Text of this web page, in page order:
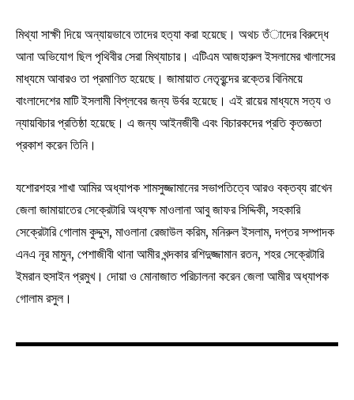
মিথ্যা সাক্ষী দিয়ে অন্যায়ভাবে তাদের হত্যা করা হয়েছে। অথচ তঁাদের বিরুদ্ধে
আনা অভিযোগ ছিল পৃথিবীর সেরা মিথ্যাচার। এটিএম আজহারুল ইসলামের খালাসের
মাধ্যমে আবারও তা প্রমাণিত হয়েছে। জামায়াত নেতৃবৃন্দের রক্তের বিনিময়ে
বাংলাদেশের মাটি ইসলামী বিপ্লবের জন্য উর্বর হয়েছে। এই রায়ের মাধ্যমে সত্য ও
ন্যায়বিচার প্রতিষ্ঠা হয়েছে। এ জন্য আইনজীবী এবং বিচারকদের প্রতি কৃতজ্ঞতা
প্রকাশ করেন তিনি।
যশোরশহর শাখা আমির অধ্যাপক শামসুজ্জামানের সভাপতিত্বে আরও বক্তব্য রাখেন
জেলা জামায়াতের সেক্রেটারি অধ্যক্ষ মাওলানা আবু জাফর সিদ্দিকী, সহকারি
সেক্রেটারি গোলাম কুদ্দুস, মাওলানা রেজাউল করিম, মনিরুল ইসলাম, দপ্তর সম্পাদক
এনএ নূর মামুন, পেশাজীবী থানা আমীর খন্দকার রশিদুজ্জামান রতন, শহর সেক্রেটারি
ইমরান হুসাইন প্রমুখ। দোয়া ও মোনাজাত পরিচালনা করেন জেলা আমীর অধ্যাপক
গোলাম রসুল।